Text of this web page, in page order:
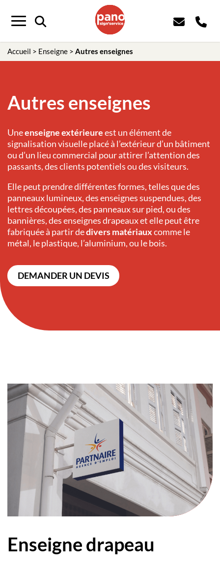
Menu
Accueil > Enseigne > Autres enseignes
Autres enseignes
Uneenseigne extérieureest un élément de
signalisation visuelle placé à l’extérieur d’un bâtiment
ou d’un lieu commercial pour attirer l’attention des
passants, des clients potentiels ou des visiteurs.
Elle peut prendre différentes formes, telles que des
panneaux lumineux, des enseignes suspendues, des
lettres découpées, des panneaux sur pied, ou des
bannières, des enseignes drapeaux et elle peut être
fabriquée à partir dedivers matériauxcomme le
métal, le plastique, l’aluminium, ou le bois.
DEMANDER UN DEVIS
Enseigne drapeau
Panneau de gestion des cookies